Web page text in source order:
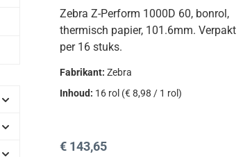
Zebra Z-Perform 1000D 60, bonrol,
thermisch papier, 101.6mm. Verpakt
per 16 stuks.
Fabrikant: Zebra
Inhoud: 16 rol (€ 8,98 / 1 rol)
Normale prijs:
€ 143,65